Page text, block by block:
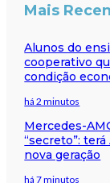
Mais
Alunos do
cooperativo
condição
há 2 minutos
Mercedes-
“secreto”:
nova geração
há 7 minutos